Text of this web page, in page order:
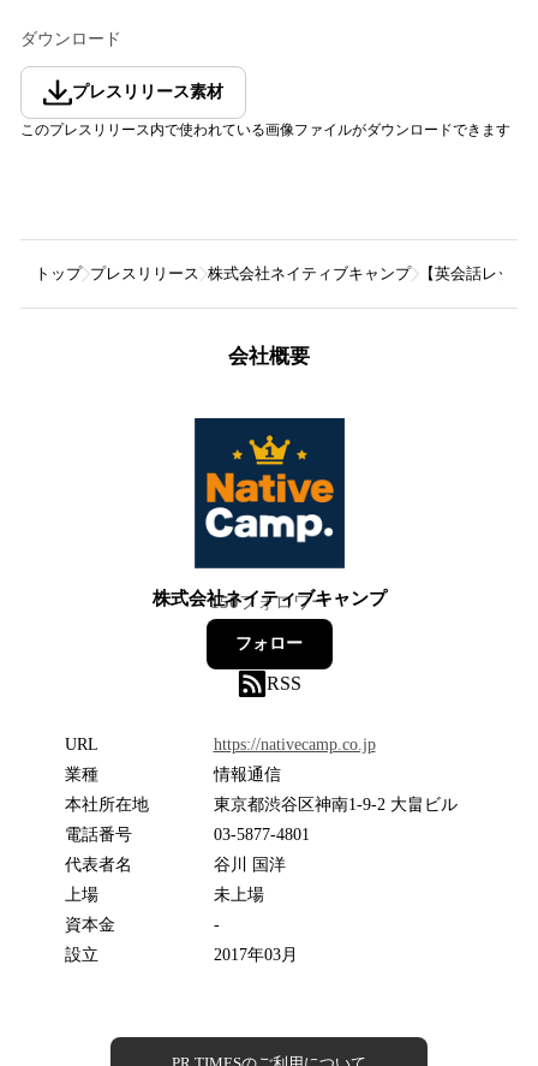
ダウンロード
プレスリリース素材
このプレスリリース内で使われている画像ファイルがダウンロードできます
トップ プレスリリース 株式会社ネイティブキャンプ 【英会話レッ
会社概要
株式会社ネイティブキャンプ
150フォロワー
フォロー
RSS
URL
https://nativecamp.co.jp
業種
情報通信
本社所在地
東京都渋谷区神南1-9-2 大畠ビル
電話番号
03-5877-4801
代表者名
谷川 国洋
上場
未上場
資本金
-
設立
2017年03月